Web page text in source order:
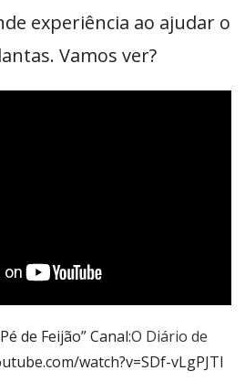
experiência ao ajudar o
Vamos ver?
de Feijão” Canal:O Diário de
watch?v=SDf-vLgPJTI